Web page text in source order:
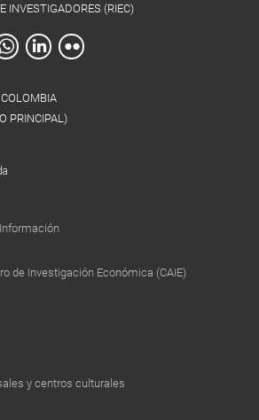
INVESTIGADORES (RIEC)
PRINCIPAL)
de Investigación Económica (CAIE)
y centros culturales